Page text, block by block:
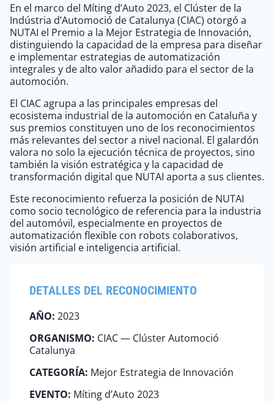
En el marco del Míting d’Auto 2023, el Clúster de la
Indústria d’Automoció de Catalunya (CIAC) otorgó a
NUTAI el Premio a la Mejor Estrategia de Innovación,
distinguiendo la capacidad de la empresa para diseñar
e implementar estrategias de automatización
integrales y de alto valor añadido para el sector de la
automoción.
El CIAC agrupa a las principales empresas del
ecosistema industrial de la automoción en Cataluña y
sus premios constituyen uno de los reconocimientos
más relevantes del sector a nivel nacional. El galardón
valora no solo la ejecución técnica de proyectos, sino
también la visión estratégica y la capacidad de
transformación digital que NUTAI aporta a sus clientes.
Este reconocimiento refuerza la posición de NUTAI
como socio tecnológico de referencia para la industria
del automóvil, especialmente en proyectos de
automatización flexible con robots colaborativos,
visión artificial e inteligencia artificial.
DETALLES DEL RECONOCIMIENTO
AÑO: 2023
ORGANISMO: CIAC — Clúster Automoció
Catalunya
CATEGORÍA: Mejor Estrategia de Innovación
EVENTO: Míting d’Auto 2023